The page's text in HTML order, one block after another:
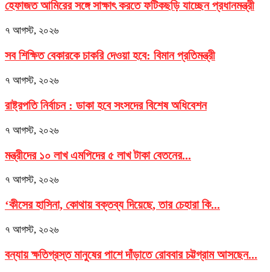
হেফাজত আমিরের সঙ্গে সাক্ষাৎ করতে ফটিকছড়ি যাচ্ছেন প্রধানমন্ত্রী
৭ আগস্ট, ২০২৬
সব শিক্ষিত বেকারকে চাকরি দেওয়া হবে: বিমান প্রতিমন্ত্রী
৭ আগস্ট, ২০২৬
রাষ্ট্রপতি নির্বাচন : ডাকা হবে সংসদের বিশেষ অধিবেশন
৭ আগস্ট, ২০২৬
মন্ত্রীদের ১০ লাখ এমপিদের ৫ লাখ টাকা বেতনের...
৭ আগস্ট, ২০২৬
‘কীসের হাসিনা, কোথায় বক্তব্য দিয়েছে, তার চেহারা কি...
৭ আগস্ট, ২০২৬
বন্যায় ক্ষতিগ্রস্ত মানুষের পাশে দাঁড়াতে রোববার চট্টগ্রাম আসছেন...